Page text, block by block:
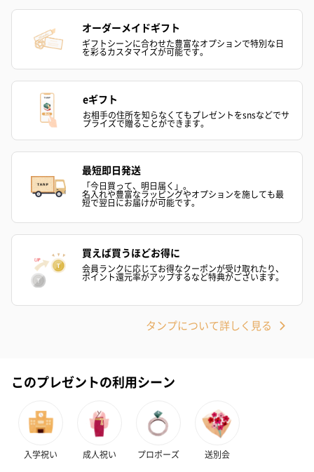
名入れ（漢字、ひらがな不可）
※写真は一例です。また、レーザー彫刻で加工しておりますの
で、加工時の色や見た目などは商品の材質により変わります。
（漢字、ひらがな不可）
あり（590円）
紙袋
お渡し用の紙袋です。
商品に合わせたサイズをお届けします。
オーダーメイドギフト
ギフトシーンに合わせた豊富なオプションで特別な日
を彩るカスタマイズが可能です。
eギフト
お相手の住所を知らなくてもプレゼントをsnsなどでサ
プライズで贈ることができます。
最短即日発送
「今日買って、明日届く」。
名入れや豊富なラッピングやオプションを施しても最
短で翌日にお届けが可能です。
買えば買うほどお得に
会員ランクに応じてお得なクーポンが受け取れたり、
ポイント還元率がアップするなど特典がございます。
タンプについて詳しく見る
このプレゼントの利用シーン
入学祝い 成人祝い プロポーズ 送別会